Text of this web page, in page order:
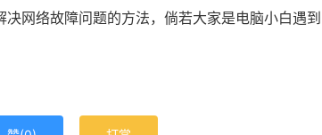
网络故障问题的方法，倘若大家是电脑小白遇